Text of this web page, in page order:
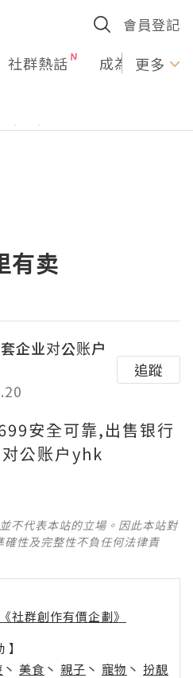
會員登記
社群熱話 成為U更多
有卖
企业对公账户
追蹤
安全可靠,出售银行
公账户yhk
不代表本站的立場。因此本站對
性及完整性不負任何法律責
社群創作有價企劃》
丶 美食 丶 親子 丶 寵物 丶 扮靚